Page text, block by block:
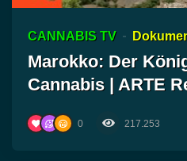
CANNABIS TV
Marokko: Der
Cannabis | ARTE
0 217.253